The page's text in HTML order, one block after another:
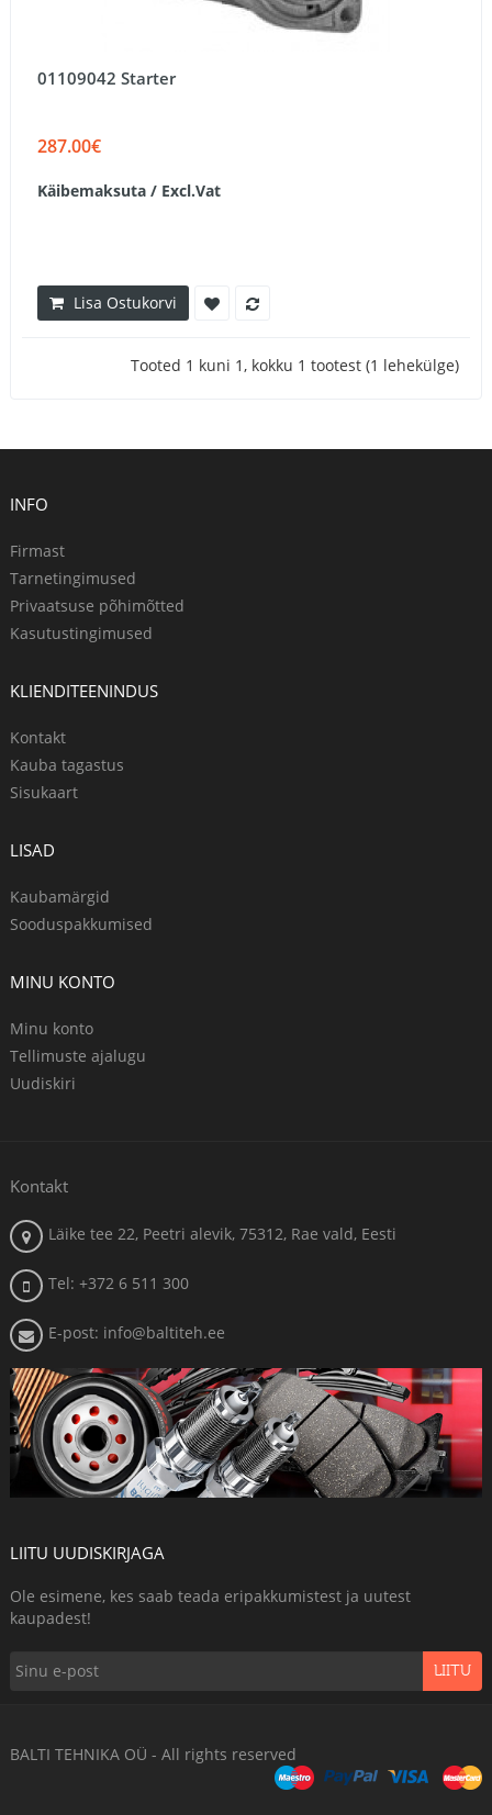
01109042 Starter
287.00€
Käibemaksuta / Excl.Vat
Lisa Ostukorvi
Tooted 1 kuni 1, kokku 1 tootest (1 lehekülge)
INFO
Firmast
Tarnetingimused
Privaatsuse põhimõtted
Kasutustingimused
KLIENDITEENINDUS
Kontakt
Kauba tagastus
Sisukaart
LISAD
Kaubamärgid
Sooduspakkumised
MINU KONTO
Minu konto
Tellimuste ajalugu
Uudiskiri
Kontakt
Läike tee 22, Peetri alevik, 75312, Rae vald, Eesti
Tel: +372 6 511 300
E-post: info@baltiteh.ee
LIITU UUDISKIRJAGA
Ole esimene, kes saab teada eripakkumistest ja uutest
kaupadest!
LIITU
BALTI TEHNIKA OÜ - All rights reserved